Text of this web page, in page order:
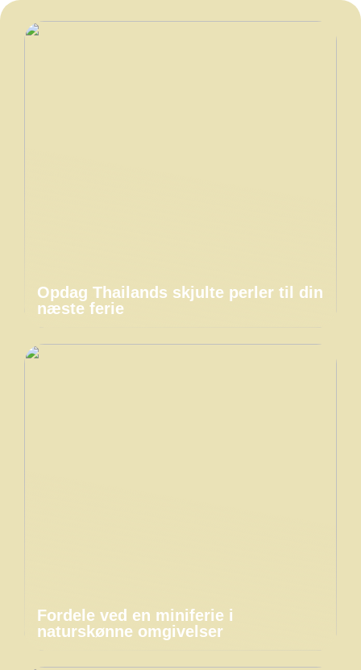
Opdag Thailands skjulte perler til din
næste ferie
Fordele ved en miniferie i
naturskønne omgivelser